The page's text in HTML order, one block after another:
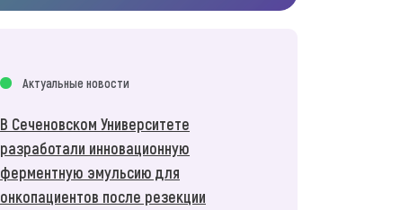
Актуальные новости
В Сеченовском Университете
разработали инновационную
ферментную эмульсию для
онкопациентов после резекции